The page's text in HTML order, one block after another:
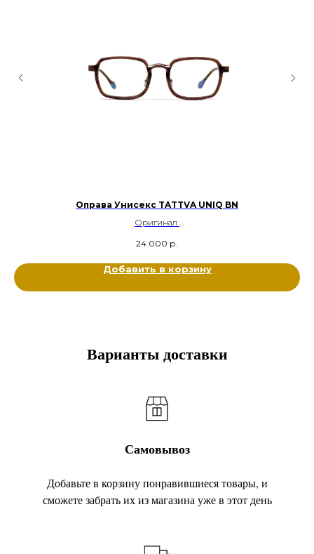
Оправа Унисекс TATTVA UNIQ BN
Оригинал
Цвет: Карамельный, Коричневый
24 000 р.
Добавить в корзину
Варианты доставки
Самовывоз
Добавьте в корзину понравившиеся товары, и
сможете забрать их из магазина уже в этот день